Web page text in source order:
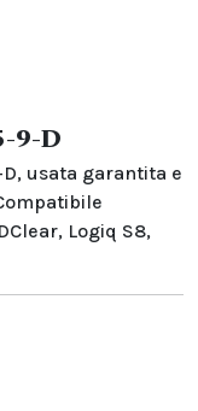
9-D
usata garantita e
Logiq S8,